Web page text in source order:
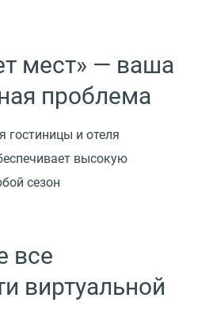
мест» — ваша
проблема
гостиницы и отеля
высокую
сезон
все
виртуальной